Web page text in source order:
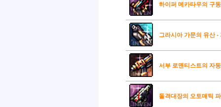
하이퍼 메카타우의 구
그라시아 가문의 유산 -
서부 로맨티스트의 자
돌격대장의 오토매틱